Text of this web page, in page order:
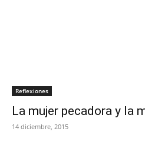
Reflexiones
La mujer pecadora y la
14 diciembre, 2015